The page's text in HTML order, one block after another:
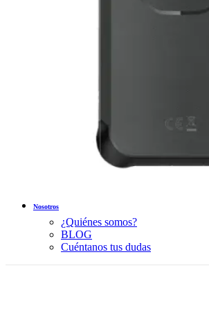
Nosotros
¿Quiénes somos?
BLOG
Cuéntanos tus dudas